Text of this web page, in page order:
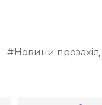
Новини прозахід.